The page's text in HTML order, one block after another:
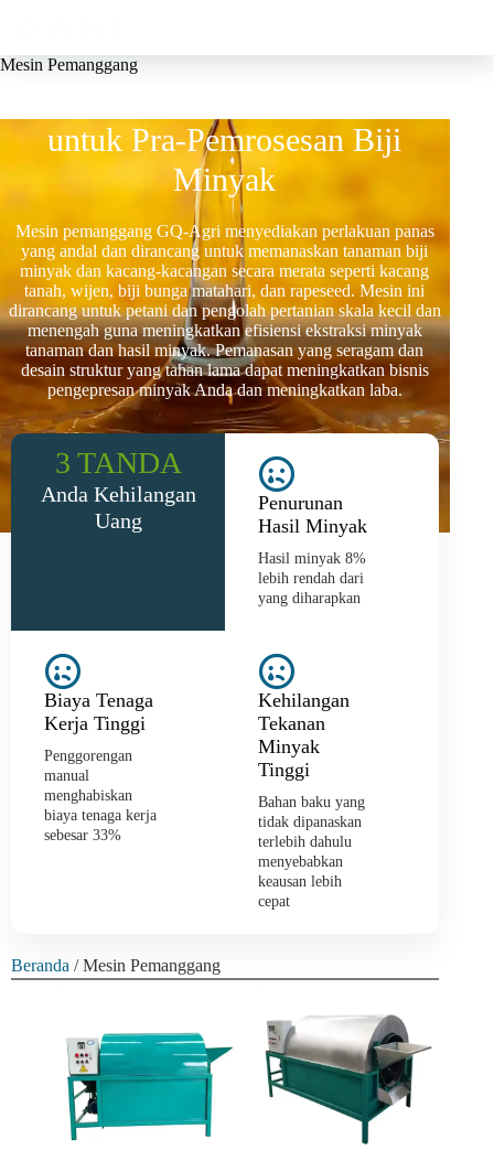
Mesin Pemanggang
untuk Pra-Pemrosesan Biji
Minyak
Mesin pemanggang GQ-Agri menyediakan perlakuan panas
yang andal dan dirancang untuk memanaskan tanaman biji
minyak dan kacang-kacangan secara merata seperti kacang
tanah, wijen, biji bunga matahari, dan rapeseed. Mesin ini
dirancang untuk petani dan pengolah pertanian skala kecil dan
menengah guna meningkatkan efisiensi ekstraksi minyak
tanaman dan hasil minyak. Pemanasan yang seragam dan
desain struktur yang tahan lama dapat meningkatkan bisnis
pengepresan minyak Anda dan meningkatkan laba.
3 TANDA
Anda Kehilangan
Uang
Penurunan
Hasil Minyak
Hasil minyak 8%
lebih rendah dari
yang diharapkan
Biaya Tenaga
Kerja Tinggi
Penggorengan
manual
menghabiskan
biaya tenaga kerja
sebesar 33%
Kehilangan
Tekanan
Minyak
Tinggi
Bahan baku yang
tidak dipanaskan
terlebih dahulu
menyebabkan
keausan lebih
cepat
Beranda / Mesin Pemanggang